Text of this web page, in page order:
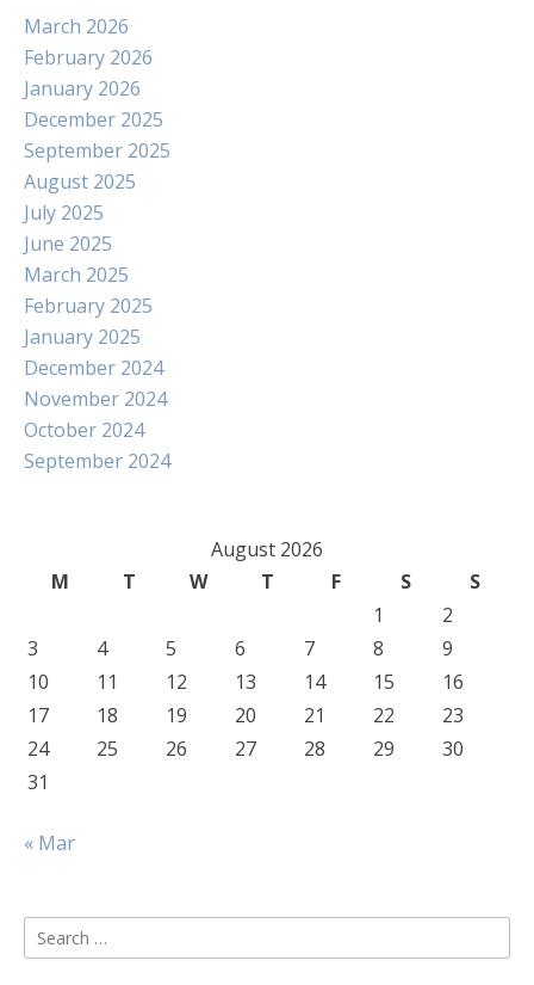
March 2026
February 2026
January 2026
December 2025
September 2025
August 2025
July 2025
June 2025
March 2025
February 2025
January 2025
December 2024
November 2024
October 2024
September 2024
August 2026
M
T W T F S
S
1
2
3
4 5 6 7 8
9
10
11 12 13 14 15
16
17
18 19 20 21 22
23
24
25 26 27 28 29
30
31
« Mar
Search
for: